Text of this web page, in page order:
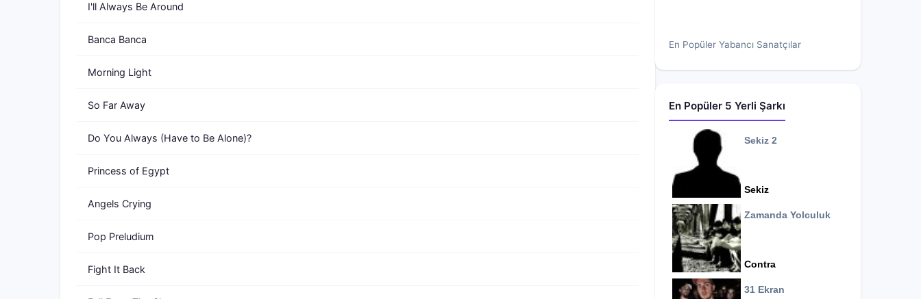
I'll Always Be Around
Banca Banca
Morning Light
So Far Away
Do You Always (Have to Be Alone)?
Princess of Egypt
Angels Crying
Pop Preludium
Fight It Back
En Popüler Yabancı Sanatçılar
En Popüler 5 Yerli Şarkı
Sekiz 2
Sekiz
Zamanda Yolculuk
Contra
31 Ekran